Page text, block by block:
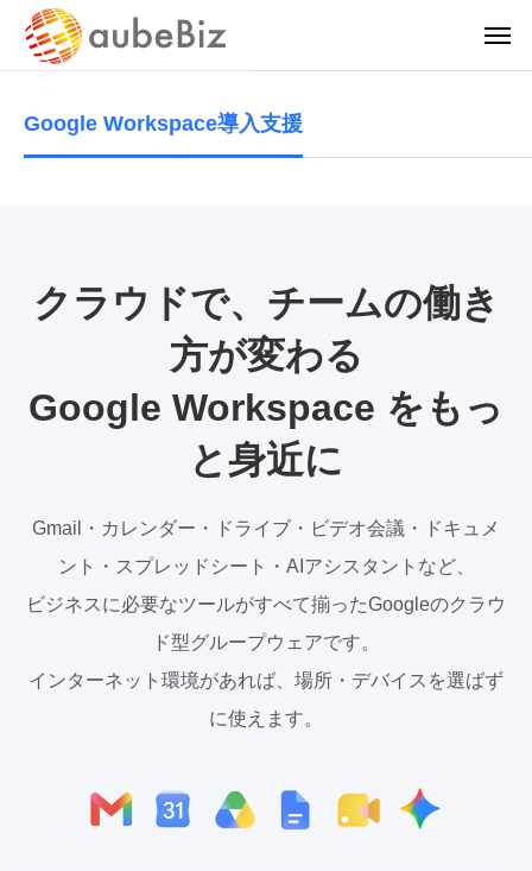
Google Workspace導入支援
クラウドで、チームの働き
方が変わる
Google Workspace をもっ
と身近に
Gmail・カレンダー・ドライブ・ビデオ会議・ドキュメ
ント・スプレッドシート・AIアシスタントなど、
ビジネスに必要なツールがすべて揃ったGoogleのクラウ
ド型グループウェアです。
インターネット環境があれば、場所・デバイスを選ばず
に使えます。